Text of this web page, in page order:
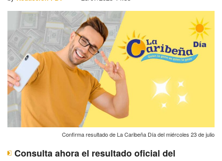
Confirma resultado de La Caribeña Día del miércoles 23 de julio
Consulta ahora el resultado oficial del